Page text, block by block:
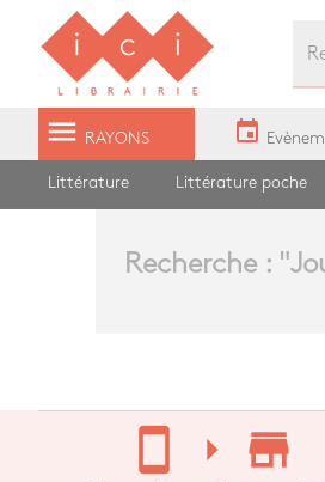
Librairie Ici Grands Boulevards
menu RAYONS event
Littérature Littérature poche
Recherche : "
stay_current_portrait arrow_right store_mall_directory